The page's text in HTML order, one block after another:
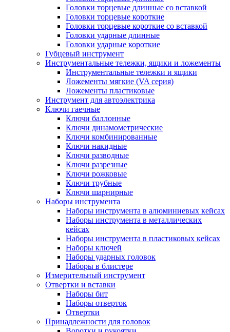
Головки торцевые длинные со вставкой
Головки торцевые короткие
Головки торцевые короткие со вставкой
Головки ударные длинные
Головки ударные короткие
Губцевый инструмент
Инструментальные тележки, ящики и ложементы
Инструментальные тележки и ящики
Ложементы мягкие (VA серия)
Ложементы пластиковые
Инструмент для автоэлектрика
Ключи гаечные
Ключи баллонные
Ключи динамометрические
Ключи комбинированные
Ключи накидные
Ключи разводные
Ключи разрезные
Ключи рожковые
Ключи трубные
Ключи шарнирные
Наборы инструмента
Наборы инструмента в алюминиевых кейсах
Наборы инструмента в металлических
кейсах
Наборы инструмента в пластиковых кейсах
Наборы ключей
Наборы ударных головок
Наборы в блистере
Измерительный инструмент
Отвертки и вставки
Наборы бит
Наборы отверток
Отвертки
Принадлежности для головок